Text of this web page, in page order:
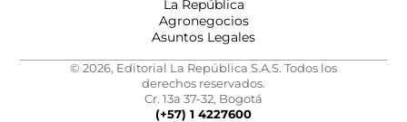
La República
Agronegocios
Asuntos Legales
© 2026, Editorial La República S.A.S. Todos los
derechos reservados.
Cr. 13a 37-32, Bogotá
(+57) 1 4227600